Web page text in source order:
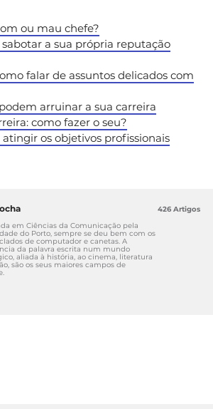
ou mau chefe?
a sua própria reputação
falar de assuntos delicados com
arruinar a sua carreira
como fazer o seu?
atingir os objetivos profissionais
em Ciências da Comunicação pela
do Porto, sempre se deu bem com os
de computador e canetas. A
da palavra escrita num mundo
aliada à história, ao cinema, literatura
são os seus maiores campos de
426 Artigos